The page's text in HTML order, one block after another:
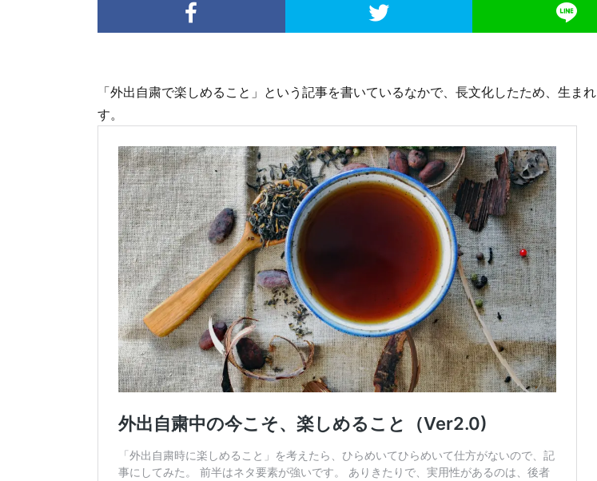
「外出自粛で楽しめること」という記事を書いているなかで、長文化したため、生ま
す。